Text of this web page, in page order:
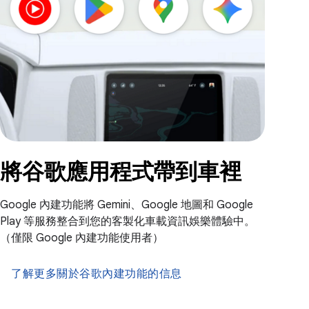
將谷歌應用程式帶到車裡
Google 內建功能將 Gemini、Google 地圖和 Google
Play 等服務整合到您的客製化車載資訊娛樂體驗中。
（僅限 Google 內建功能使用者）
了解更多關於谷歌內建功能的信息